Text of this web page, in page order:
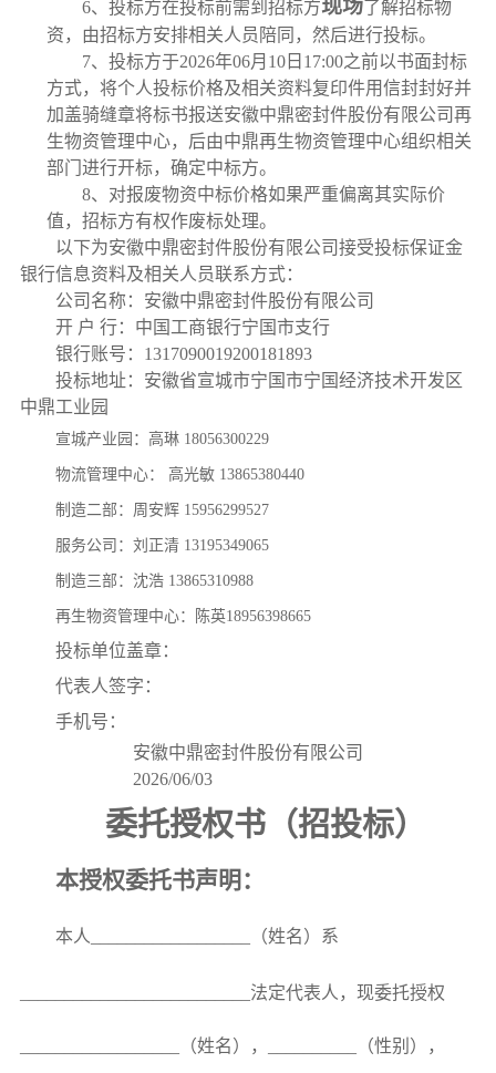
6、 投标方在投标前需到招标方现场了解招标物
资，由招标方安排相关人员陪同，然后进行投标。
7、 投标方于2026年06月 10日 17:00之前以书面封标
方式，将个人投标价格及相关资料复印件用信封封好并
加盖骑缝章将标书报送安徽中鼎密封件股份有限公司再
生物资管理中心， 后由中鼎再生物资管理中心组织相关
部门进行开标，确定中标方。
8、 对报废物资中标价格如果严重偏离其实际价
值，招标方有权作废标处理。
以下为安徽中鼎密封件股份有限公司接受投标保证金
银行信息资料及相关人员联系方式：
公司名称：安徽中鼎密封件股份有限公司
开 户 行：中国工商银行宁国市支行
银行账号： 1317090019200181893
投标地址：安徽省宣城市宁国市宁国经济技术开发区
中鼎工业园
宣城产业园：高琳 18056300229
物流管理中心： 高光敏 13865380440
制造二部 ：周安辉 15956299527
服务公司：刘正清 13195349065
制造三部：沈浩 13865310988
再生物资管理中心：陈英18956398665
投标单位盖章：
代表人签字：
手机号：
安徽中鼎密封件股份有限公司
2026/06/03
委托授权书（招投标）
本授权委托书声明：
本人 （姓名）系
法定代表人，现委托授权
（姓名）， （性别），